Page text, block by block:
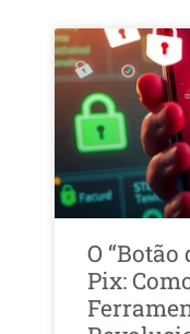
O “Botão
Pix: